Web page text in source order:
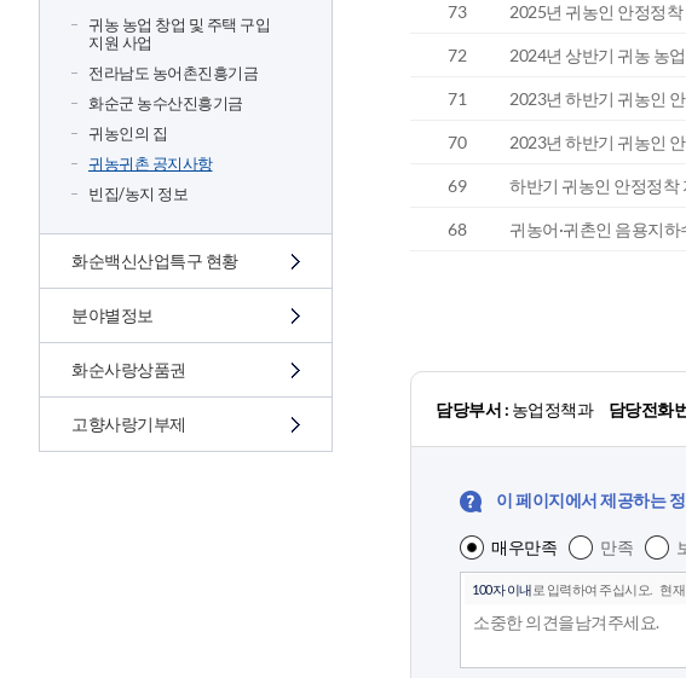
귀농 농업 창업 및 주택 구입
지원 사업
전라남도 농어촌진흥기금
화순군 농수산진흥기금
귀농인의 집
귀농귀촌 공지사항
빈집/농지 정보
화순백신산업특구 현황
분야별정보
화순사랑상품권
고향사랑기부제
73 2025년 귀농인 안정정
72 2024년 상반기 귀농 농
71 2023년 하반기 귀농인
70 2023년 하반기 귀농인
69 하반기 귀농인 안정정착
68 귀농어·귀촌인 음용지
담당부서 : 농업정책과 담당전화
이 페이지에서 제공하는
매우만족 만족
100자 이내 로 입력하여 주십시오. 현재